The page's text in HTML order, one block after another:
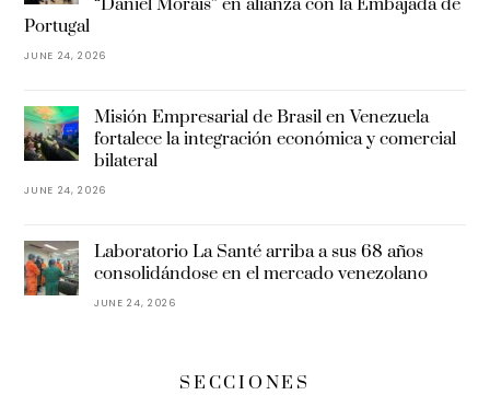
Portugal
JUNE 24, 2026
Misión Empresarial de Brasil en Venezuela
fortalece la integración económica y comercial
bilateral
JUNE 24, 2026
Laboratorio La Santé arriba a sus 68 años
consolidándose en el mercado venezolano
JUNE 24, 2026
SECCIONES